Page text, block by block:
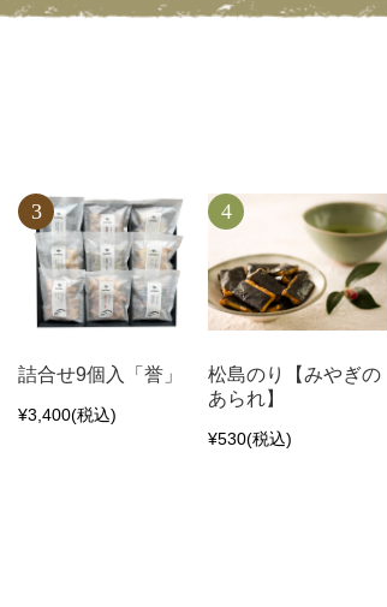
詰合せ9個入「誉」
¥3,400(税込)
松島のり【みやぎの
あられ】
¥530(税込)